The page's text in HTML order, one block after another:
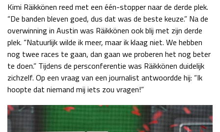
Kimi Räikkönen reed met een één-stopper naar de derde plek.
“De banden bleven goed, dus dat was de beste keuze.” Na de
overwinning in Austin was Räikkönen ook blij met zijn derde
plek. “Natuurlijk wilde ik meer, maar ik klaag niet. We hebben
nog twee races te gaan, dan gaan we proberen het nog beter
te doen.” Tijdens de persconferentie was Räikkönen duidelijk
zichzelf. Op een vraag van een journalist antwoordde hij: “Ik
hoopte dat niemand mij iets zou vragen!”